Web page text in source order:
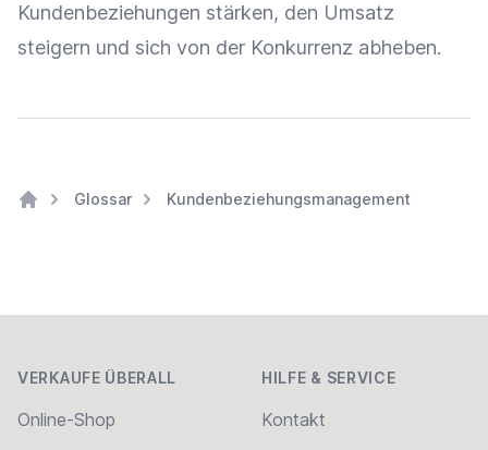
Kundenbeziehungen stärken, den Umsatz
steigern und sich von der Konkurrenz abheben.
Glossar Kundenbeziehungsmanagement
VERKAUFE ÜBERALL
Online-Shop
HILFE & SERVICE
Kontakt